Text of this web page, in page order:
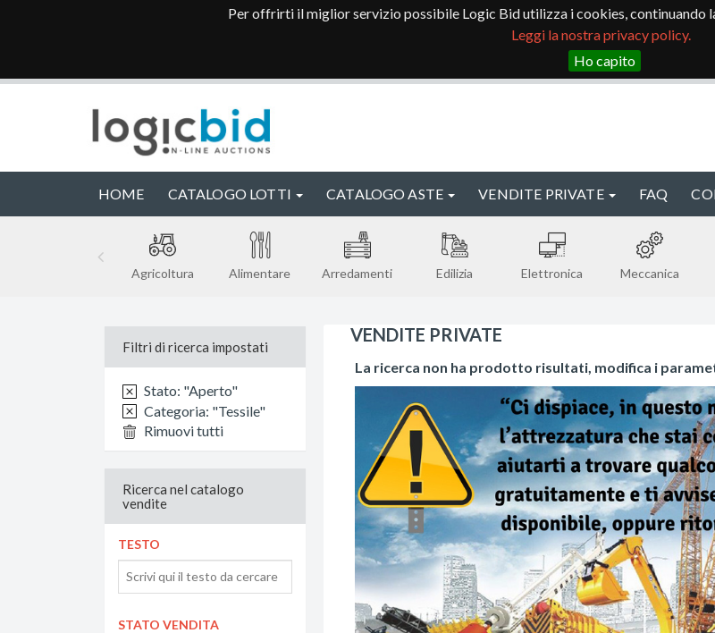
Per offrirti il miglior servizio possibile Logic Bid utilizza i cookies, continuando
Leggi la nostra privacy policy.
Ho capito
HOME CATALOGO LOTTI CATALOGO ASTE VENDITE PRIVATE FAQ
Agricoltura Alimentare Arredamenti Edilizia Elettronica Meccanica
Filtri di ricerca impostati
Stato: "Aperto"
Categoria: "Tessile"
Rimuovi tutti
Ricerca nel catalogo
vendite
TESTO
STATO VENDITA
VENDITE PRIVATE
La ricerca non ha prodotto risultati, modifica i